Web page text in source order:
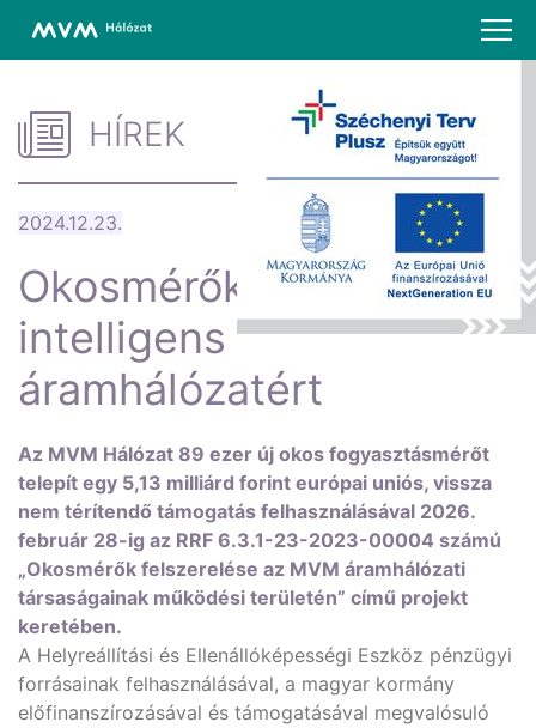
HÍREK
2024.12.23.
Okosmérőkkel az
intelligens
áramhálózatért
Az MVM Hálózat 89 ezer új okos fogyasztásmérőt
telepít egy 5,13 milliárd forint európai uniós, vissza
nem térítendő támogatás felhasználásával 2026.
február 28-ig az RRF 6.3.1-23-2023-00004 számú
„Okosmérők felszerelése az MVM áramhálózati
társaságainak működési területén” című projekt
keretében.
A Helyreállítási és Ellenállóképességi Eszköz pénzügyi
forrásainak felhasználásával, a magyar kormány
előfinanszírozásával és támogatásával megvalósuló